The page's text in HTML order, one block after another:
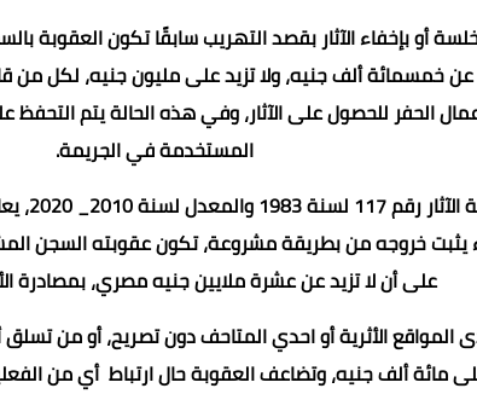
عن خمسمائة ألف جنيه، ولا تزيد على مليون جنيه، لكل من
الحفر للحصول على الآثار، وفي هذه الحالة يتم التحفظ
المستخدمة في الجريمة.
أن
خروجه من بطريقة مشروعة، تكون عقوبته السجن
على أن لا تزيد عن عشرة ملايين جنيه مصري، بمصادرة
المواقع الأثرية أو احدي المتاحف دون تصريح، أو من
مائة ألف جنيه، وتضاعف العقوبة حال ارتباط أي من